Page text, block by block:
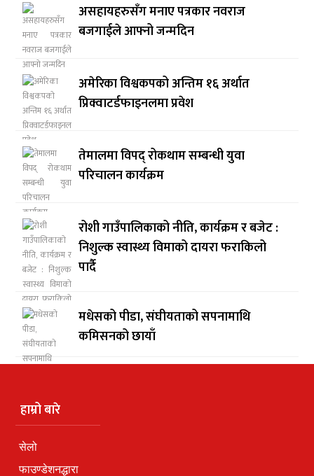
असहायहरुसँग मनाए पत्रकार नवराज
बजगाईले आफ्नो जन्मदिन
अमेरिका विश्वकपको अन्तिम १६ अर्थात
प्रिक्वाटर्डफाइनलमा प्रवेश
तेमालमा विपद् रोकथाम सम्बन्धी युवा
परिचालन कार्यक्रम
रोशी गाउँपालिकाको नीति, कार्यक्रम र बजेट :
निशुल्क स्वास्थ्य विमाको दायरा फराकिलो
पार्दै
मधेसको पीडा, संघीयताको सपनामाथि
कमिसनको छायाँ
हाम्रो बारे
सेलो
फाउण्डेशनद्धारा